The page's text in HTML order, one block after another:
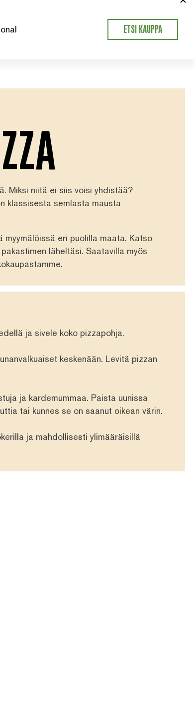
ETSI KAUPPA
Miksi niitä ei siis voisi yhdistää?
klassisesta semlasta mausta
myymälöissä eri puolilla maata. Katso
läheltäsi. Saatavilla myös
.
ja sivele koko pizzapohja.
keskenään. Levitä pizzan
ja kardemummaa. Paista uunissa
tai kunnes se on saanut oikean värin.
ja mahdollisesti ylimääräisillä